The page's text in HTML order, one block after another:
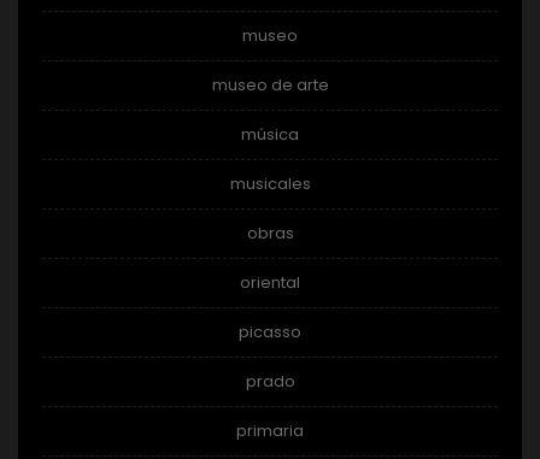
museo
museo de arte
música
musicales
obras
oriental
picasso
prado
primaria